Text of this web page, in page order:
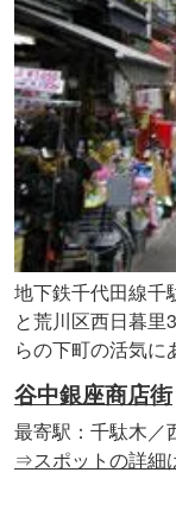
地下鉄千代田線千
と荒川区西日暮
らの下町の活気に
谷中銀座商店街
最寄駅：千駄木／
⇒スポットの詳細